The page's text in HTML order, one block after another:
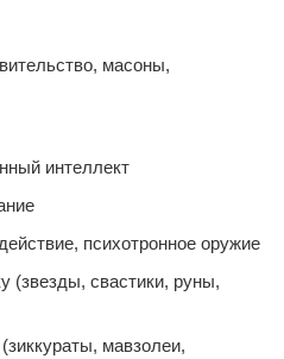
масоны,
интеллект
психотронное оружие
(звезды, свастики, руны,
мавзолеи,